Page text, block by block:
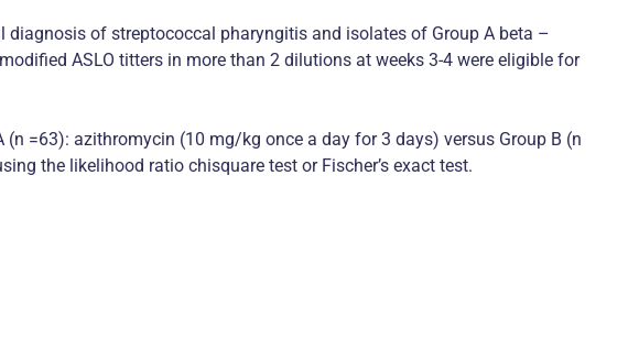
of streptococcal pharyngitis and isolates of Group A beta –
ASLO titters in more than 2 dilutions at weeks 3-4 were eligible for
=63): azithromycin (10 mg/kg once a day for 3 days) versus Group B (n
the likelihood ratio chisquare test or Fischer’s exact test.